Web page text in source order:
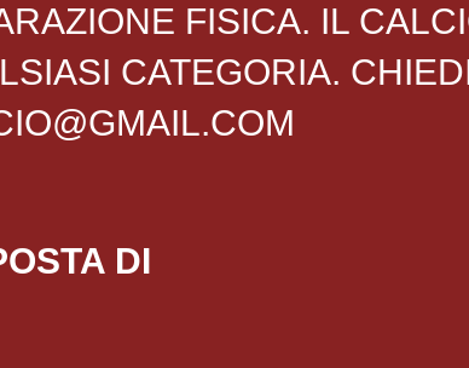
FISICA. IL
CATEGORIA.
DI